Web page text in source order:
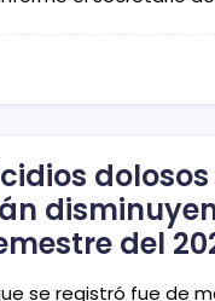
dolosos
del
se registró fue de